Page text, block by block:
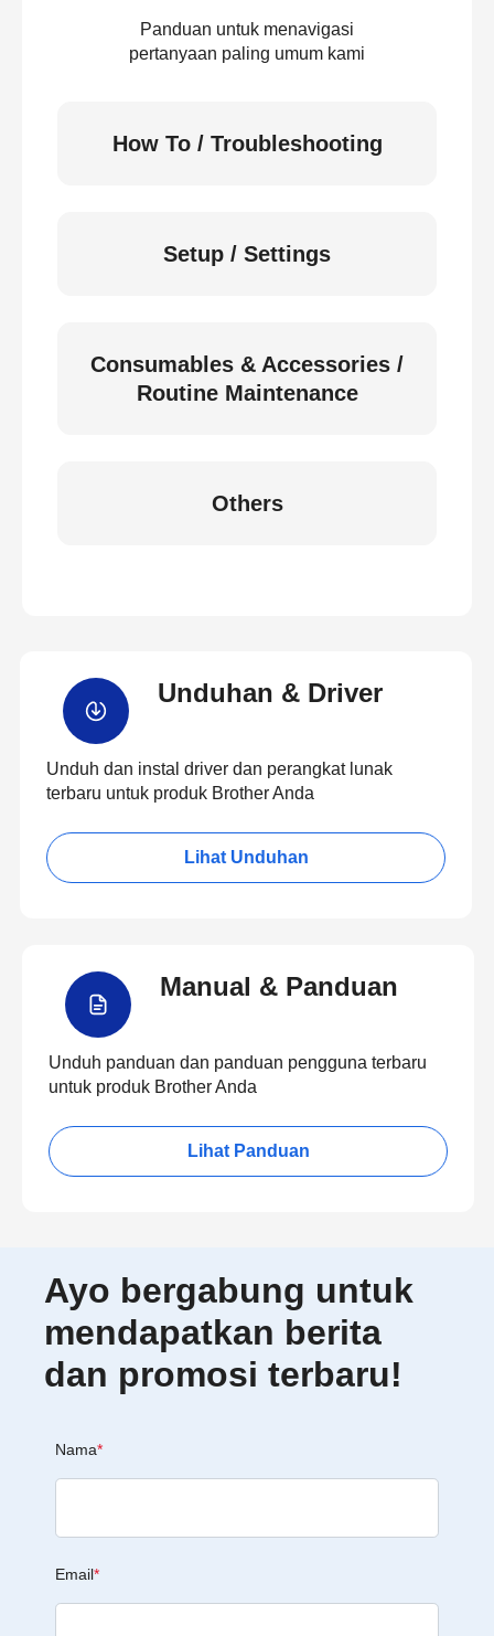
Panduan untuk menavigasi
pertanyaan paling umum kami
How To / Troubleshooting
Setup / Settings
Consumables & Accessories /
Routine Maintenance
Others
Unduhan & Driver
Unduh dan instal driver dan perangkat lunak
terbaru untuk produk Brother Anda
Lihat Unduhan
Manual & Panduan
Unduh panduan dan panduan pengguna terbaru
untuk produk Brother Anda
Lihat Panduan
Ayo bergabung untuk
mendapatkan berita
dan promosi terbaru!
Nama*
Email*